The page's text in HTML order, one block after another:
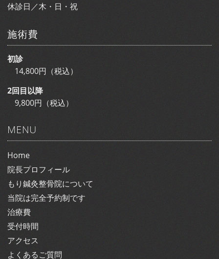
休診日／木・日・祝
施術費
初診
14,800円（税込）
2回目以降
9,800円（税込）
MENU
Home
院長プロフィール
もり鍼灸整骨院について
当院は完全予約制です
治療費
受付時間
アクセス
よくあるご質問